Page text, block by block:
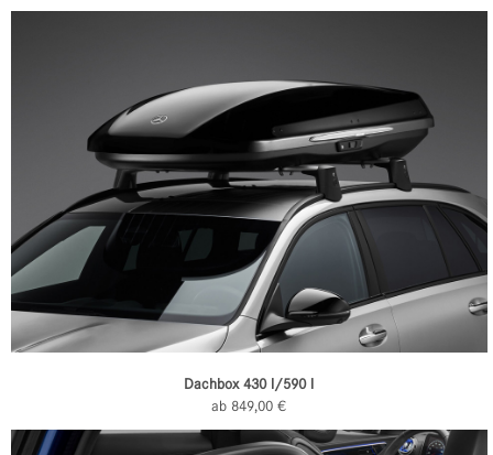
Dachbox 430 l/590 l
ab 849,00 €